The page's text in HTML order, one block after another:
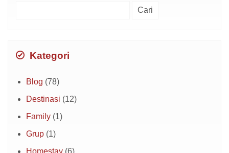
Kategori
Blog (78)
Destinasi (12)
Family (1)
Grup (1)
Homestay (6)